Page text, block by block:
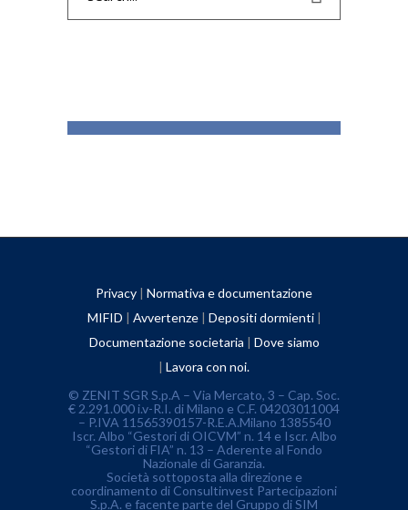
Privacy | Normativa e documentazione
MIFID | Avvertenze| Depositi dormienti|
Documentazione societaria | Dove siamo
| Lavora con noi.
© ZENIT SGR S.p.A – Via Mercato, 3 – Cap. Soc.
€ 2.291.000 i.v-R.I. di Milano e C.F. 04203011004
– P.IVA 11565390157-R.E.A.Milano 1385540
Iscr. Albo “Gestori di OICVM” n. 14 e Iscr. Albo
“Gestori di FIA” n. 13 – Aderente al Fondo
Nazionale di Garanzia.
Società sottoposta alla direzione e
coordinamento di Consultinvest Partecipazioni
S.p.A. e facente parte del Gruppo di SIM